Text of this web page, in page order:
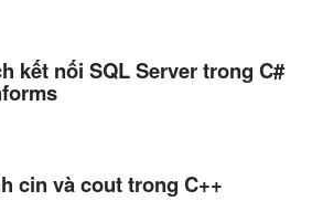
kết nối SQL Server trong C#
cin và cout trong C++